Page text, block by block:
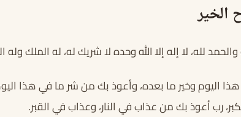
الخير
لله، لا إله إلا الله وحده لا شريك له، له
اليوم وخير ما بعده، وأعوذ بك من شر ما في هذا
رب أعوذ بك من عذاب في النار، وعذاب في القبر.